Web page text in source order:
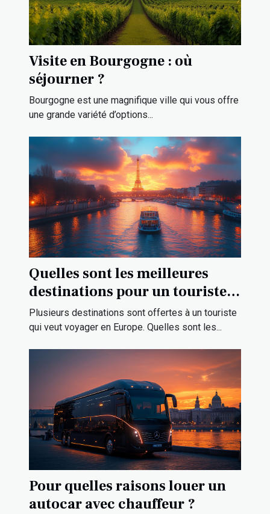
Visite en Bourgogne : où
séjourner ?
Bourgogne est une magnifique ville qui vous offre
une grande variété d’options...
Quelles sont les meilleures
destinations pour un touriste
en Europe ?
Plusieurs destinations sont offertes à un touriste
qui veut voyager en Europe. Quelles sont les...
Pour quelles raisons louer un
autocar avec chauffeur ?